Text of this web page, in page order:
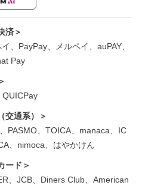
済＞
、PayPay、メルペイ、auPAY、
Pay
QUICPay
交通系）＞
PASMO、TOICA、manaca、IC
、nimoca、はやかけん
ード＞
、JCB、Diners Club、American